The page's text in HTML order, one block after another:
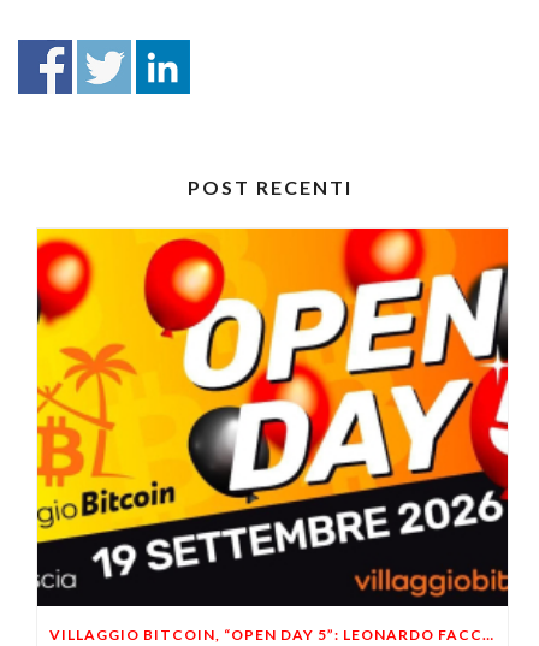
POST RECENTI
VILLAGGIO BITCOIN, “OPEN DAY 5”: LEONARDO FACCO OSPITE A BRESCIA